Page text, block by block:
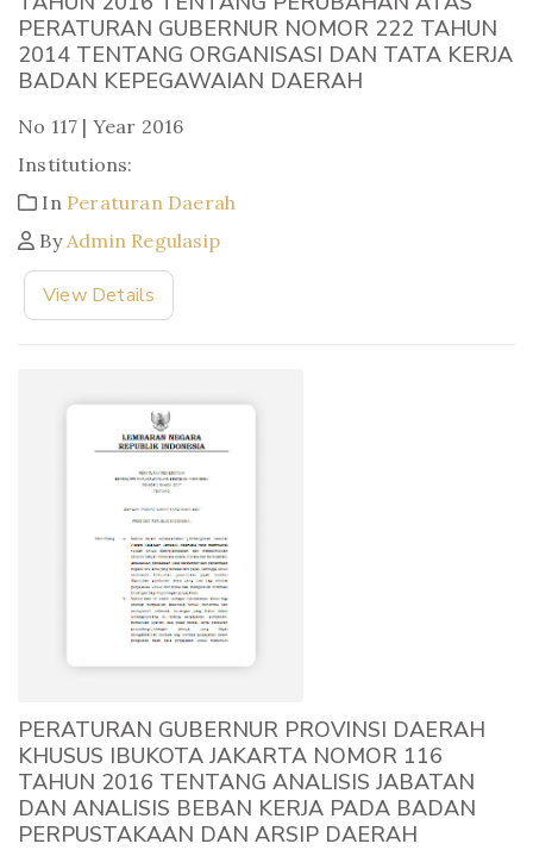
PERATURAN GUBERNUR NOMOR 222 TAHUN
2014 TENTANG ORGANISASI DAN TATA KERJA
BADAN KEPEGAWAIAN DAERAH
No 117 | Year 2016
Institutions:
In Peraturan Daerah
ByAdmin Regulasip
View Details
PERATURAN GUBERNUR PROVINSI DAERAH
KHUSUS IBUKOTA JAKARTA NOMOR 116
TAHUN 2016 TENTANG ANALISIS JABATAN
DAN ANALISIS BEBAN KERJA PADA BADAN
PERPUSTAKAAN DAN ARSIP DAERAH